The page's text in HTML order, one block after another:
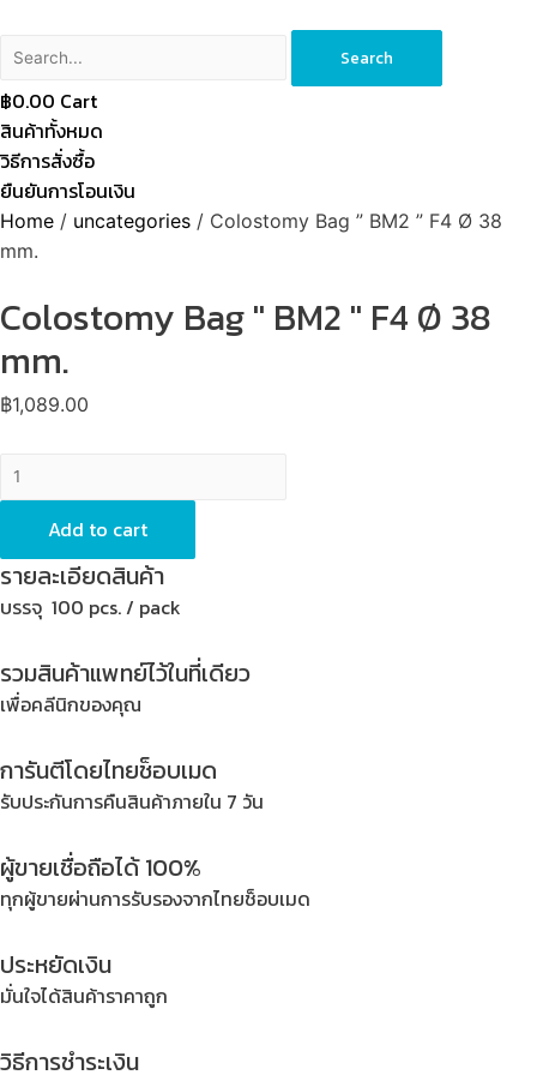
Search
฿0.00 Cart
สินค้าทั้งหมด
วิธีการสั่งซื้อ
ยืนยันการโอนเงิน
Home / uncategories / Colostomy Bag ” BM2 ” F4 Ø 38
mm.
Colostomy Bag '' BM2 '' F4 Ø 38
mm.
฿1,089.00
Colostomy
Bag
BM2
''
F4
38
mm.
Add to cart
รายละเอียดสินค้า
บรรจุ 100 pcs. / pack
รวมสินค้าแพทย์ไว้ในที่เดียว
เพื่อคลีนิกของคุณ
การันตีโดยไทยช็อบเมด
รับประกันการคืนสินค้าภายใน 7 วัน
ผู้ขายเชื่อถือได้ 100%
ทุกผู้ขายผ่านการรับรองจากไทยช็อบเมด
ประหยัดเงิน
มั่นใจได้สินค้าราคาถูก
วิธีการชำระเงิน